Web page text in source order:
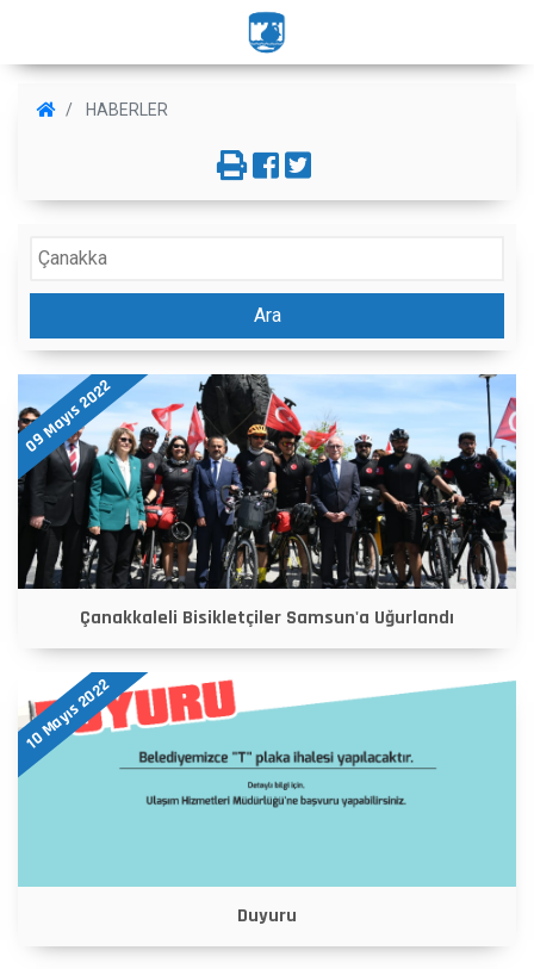
HABERLER
Ara
09 Mayıs 2022
Çanakkaleli Bisikletçiler Samsun'a Uğurlandı
10 Mayıs 2022
Duyuru